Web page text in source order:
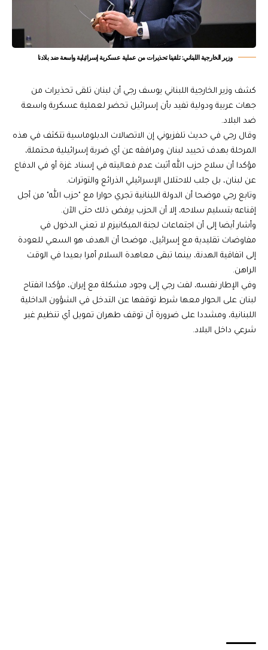
وزير الخارجية اللبناني: تلقينا تحذيرات من عملية عسكرية إسرائيلية واسعة ضد بلادنا
كشف وزير الخارجية اللبناني يوسف رجي أن لبنان تلقى تحذيرات من
جهات عربية ودولية تفيد بأن إسرائيل تحضر لعملية عسكرية واسعة
ضد البلاد.
وقال رجي في حديث تلفزيوني إن الاتصالات الدبلوماسية تتكثف في هذه
المرحلة بهدف تحييد لبنان ومرافقه عن أي ضربة إسرائيلية محتملة،
مؤكدا أن سلاح حزب الله أثبت عدم فعاليته في إسناد غزة أو في الدفاع
عن لبنان، بل جلب للاحتلال الإسرائيلي الذرائع والتوترات.
وتابع رجي موضحا أن الدولة اللبنانية تجري حوارا مع "حزب الله" من أجل
إقناعه بتسليم سلاحه، إلا أن الحزب يرفض ذلك حتى الآن.
وأشار أيضا إلى أن اجتماعات لجنة الميكانيزم لا تعني الدخول في
مفاوضات تقليدية مع إسرائيل، موضحا أن الهدف هو السعي للعودة
إلى اتفاقية الهدنة، بينما تبقى معاهدة السلام أمرا بعيدا في الوقت
الراهن.
وفي الإطار نفسه، لفت رجي إلى وجود مشكلة مع إيران، مؤكدا انفتاح
لبنان على الحوار معها شرط توقفها عن التدخل في الشؤون الداخلية
اللبنانية، ومشددا على ضرورة أن توقف طهران تمويل أي تنظيم غير
شرعي داخل البلاد.